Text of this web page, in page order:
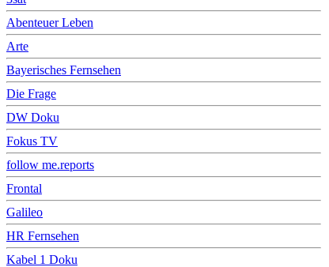
Abenteuer Leben
Arte
Bayerisches Fernsehen
Die Frage
DW Doku
Fokus TV
follow me.reports
Frontal
Galileo
HR Fernsehen
Kabel 1 Doku